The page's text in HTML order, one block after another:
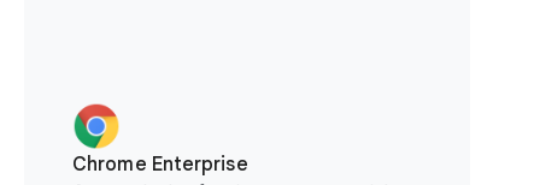
Chrome Enterprise